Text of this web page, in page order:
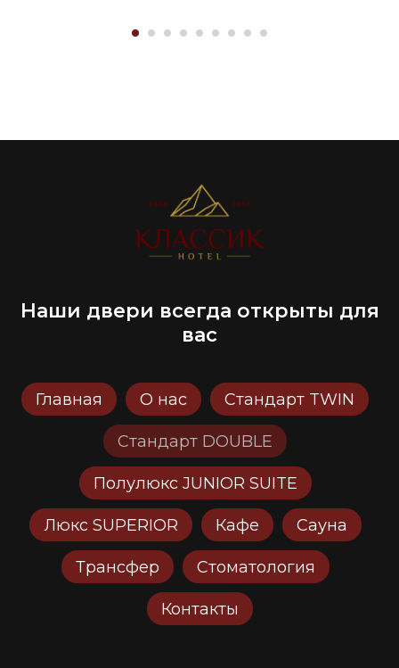
Наши двери всегда открыты для
вас
Главная О нас Стандарт TWIN
Стандарт DOUBLE
Полулюкс JUNIOR SUITE
Люкс SUPERIOR Кафе Сауна
Трансфер Стоматология
Контакты